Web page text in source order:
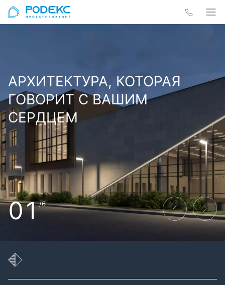
АРХИТЕКТУРА, КОТОРАЯ
ГОВОРИТ С ВАШИМ
СЕРДЦЕМ
01/6